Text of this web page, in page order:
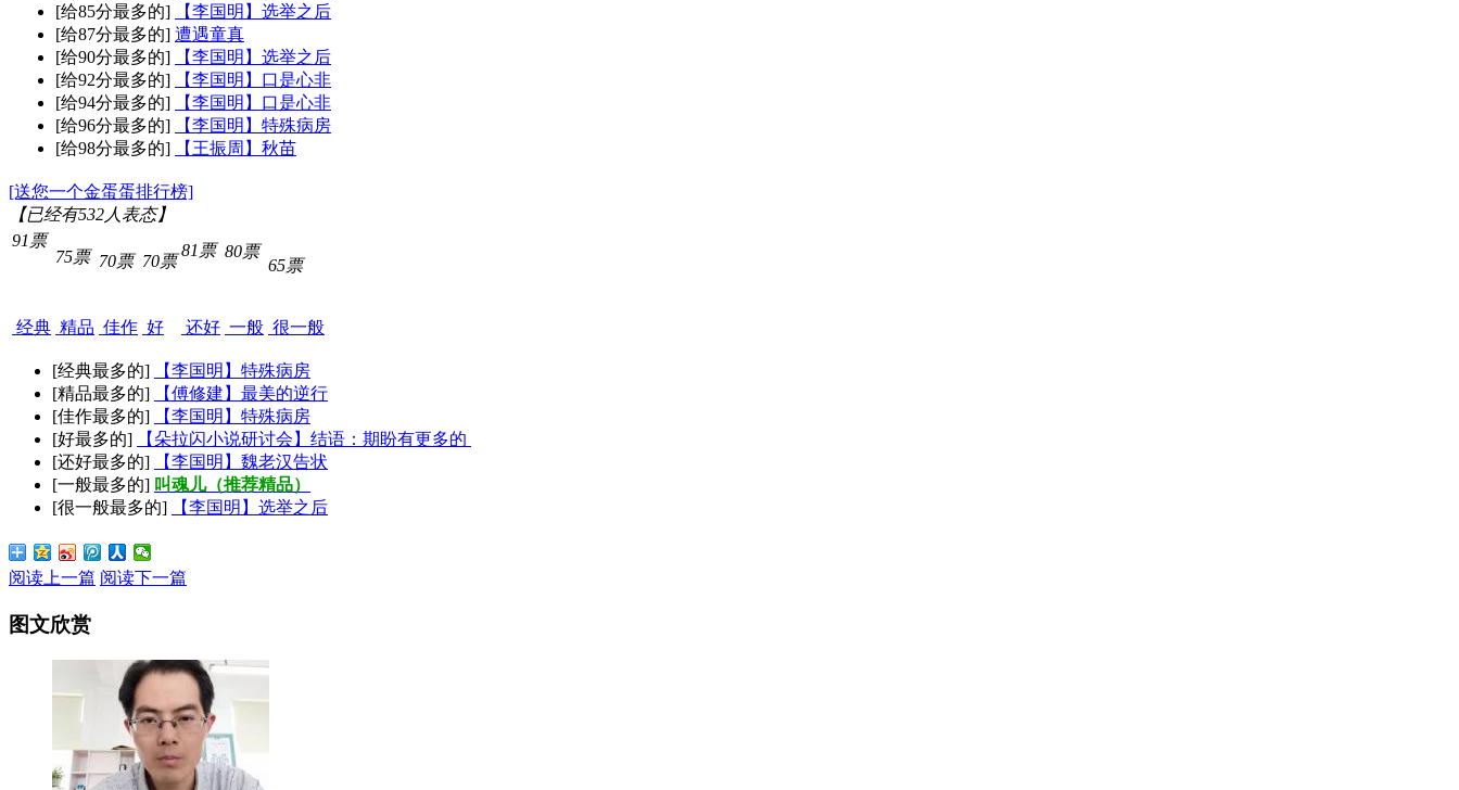
[给85分最多的]
【李国明】选举之后
[给87分最多的] 遭遇童真
[给90分最多的]
【李国明】选举之后
[给92分最多的]
【李国明】口是心非
[给94分最多的]
【李国明】口是心非
[给96分最多的]
【李国明】特殊病房
[给98分最多的]
【王振周】秋苗
[送您一个金蛋蛋排行榜]
【已经有532人表态】
91票
经典
75票
精品
70票
佳作
70票
好
81票
还好
80票
一般
65票
很一般
[经典最多的]
【李国明】特殊病房
[精品最多的]
【傅修建】最美的逆行
[佳作最多的]
【李国明】特殊病房
[好最多的]
【朵拉闪小说研讨会】结语：期盼有更多的
[还好最多的]
【李国明】魏老汉告状
[一般最多的] 叫魂儿（推荐精品）
[很一般最多的]
【李国明】选举之后
阅读上一篇 阅读下一篇
图文欣赏